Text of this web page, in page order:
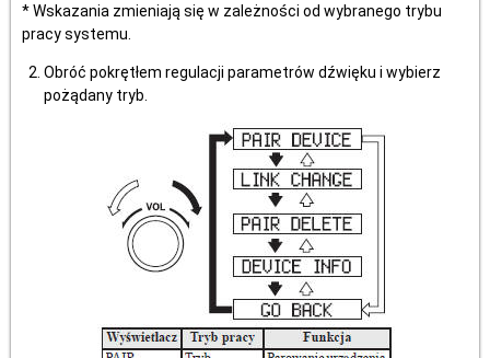
* Wskazania zmieniają się w zależności od wybranego trybu
pracy systemu.
Obróć pokrętłem regulacji parametrów dźwięku i wybierz
pożądany tryb.